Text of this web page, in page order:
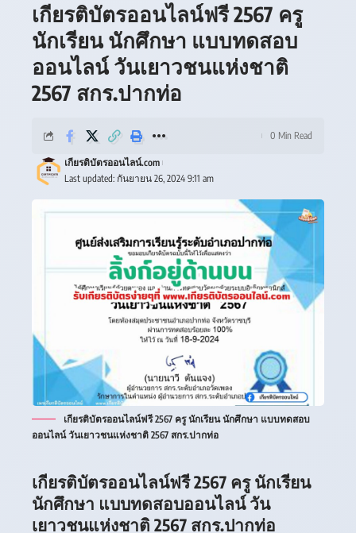
เกียรติบัตรออนไลน์ฟรี 2567 ครู
นักเรียน นักศึกษา แบบทดสอบ
ออนไลน์ วันเยาวชนแห่งชาติ
2567 สกร.ปากท่อ
Last updated: กันยายน 26, 2024 9:11 am
เกียรติบัตรออนไลน์.com
0 Min Read
เกียรติบัตรออนไลน์ฟรี 2567 ครู นักเรียน นักศึกษา แบบทดสอบ
ออนไลน์ วันเยาวชนแห่งชาติ 2567 สกร.ปากท่อ
เกียรติบัตรออนไลน์ฟรี 2567 ครู นักเรียน
นักศึกษา แบบทดสอบออนไลน์ วัน
เยาวชนแห่งชาติ 2567 สกร.ปากท่อ